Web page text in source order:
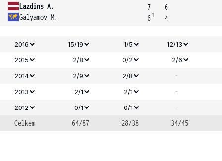
Lazdins A.
Galyamov M.
7
6 1
6
4
2016 15/19 1/5
12/13
2015
2/8 0/2
2/6
2014
2/9 2/8 -
2013 2/1 2/1 -
2012 0/1 0/1
-
Celkem
64/87 28/38 34/45